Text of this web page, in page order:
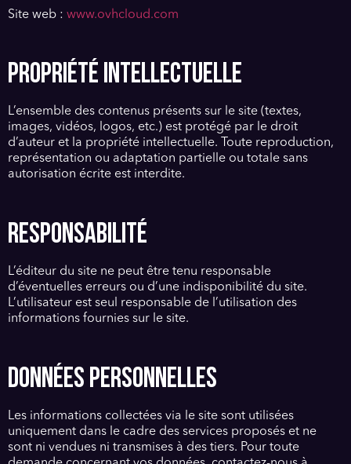
Site web : www.ovhcloud.com
PROPRIÉTÉ INTELLECTUELLE
L’ensemble des contenus présents sur le site (textes,
images, vidéos, logos, etc.) est protégé par le droit
d’auteur et la propriété intellectuelle. Toute reproduction,
représentation ou adaptation partielle ou totale sans
autorisation écrite est interdite.
RESPONSABILITÉ
L’éditeur du site ne peut être tenu responsable
d’éventuelles erreurs ou d’une indisponibilité du site.
L’utilisateur est seul responsable de l’utilisation des
informations fournies sur le site.
DONNÉES PERSONNELLES
Les informations collectées via le site sont utilisées
uniquement dans le cadre des services proposés et ne
sont ni vendues ni transmises à des tiers. Pour toute